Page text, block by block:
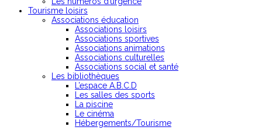
Tourisme loisirs
Associations éducation
Associations loisirs
Associations sportives
Associations animations
Associations culturelles
Associations social et santé
Les bibliothèques
L’espace A.B.C.D
Les salles des sports
La piscine
Le cinéma
Hébergements/Tourisme